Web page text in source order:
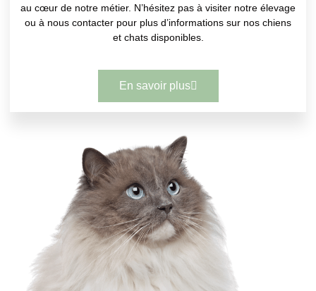
au cœur de notre métier. N’hésitez pas à visiter notre élevage
ou à nous contacter pour plus d’informations sur nos chiens
et chats disponibles.
En savoir plus